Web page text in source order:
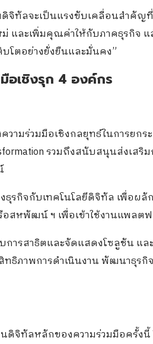
ดิจิทัลจะเป็นแรงขับเคลื่อนสำคั
และเพิ่มคุณค่าให้กับภาคธุรกิจ
โตอย่างยั่งยืนและมั่นคง”
อเชิงรุก 4 องค์กร
วามร่วมมือเชิงกลยุทธ์ในการยก
รวมถึงสนับสนุนส่งเส
ธุรกิจกับเทคโนโลยีดิจิทัล เพื่อผ
สหพัฒน์ ฯ เพื่อเข้าใช้งานแพลต
การสาธิตและจัดแสดงโซลูชัน แ
สิทธิภาพการดำเนินงาน พัฒนาธุร
นดิจิทัลหลักของความร่วมมือครั้ง